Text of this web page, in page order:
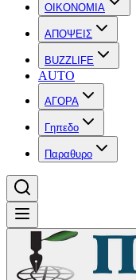
OIKONOMIA
ΑΠΟΨΕΙΣ
BUZZLIFE
AUTO
ΑΓΟΡΑ
Γηπεδο
Παραθυρο